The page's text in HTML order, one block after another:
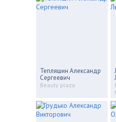
Тепляшин Александр
Сергеевич
Beauty plaza